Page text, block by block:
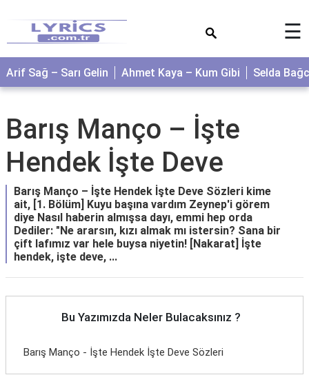
☰
Arif Sağ – Sarı Gelin Ahmet Kaya – Kum Gibi Selda
Barış Manço – İşte
Hendek İşte Deve
Barış Manço – İşte Hendek İşte Deve Sözleri kime
ait, [1. Bölüm] Kuyu başına vardım Zeynep'i görem
diye Nasıl haberin almışsa dayı, emmi hep orda
Dediler: "Ne ararsın, kızı almak mı istersin? Sana bir
çift lafımız var hele buysa niyetin! [Nakarat] İşte
hendek, işte deve, ...
Bu Yazımızda Neler Bulacaksınız ?
Barış Manço - İşte Hendek İşte Deve Sözleri